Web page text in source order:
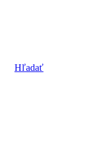
Hľadať